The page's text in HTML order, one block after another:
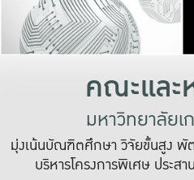
คณะและ
มหาวิทยาลัย
มุ่งเน้นบัณฑิตศึกษา วิจัยขั้นสูง พั
บริหารโครงการพิเศษ ประส